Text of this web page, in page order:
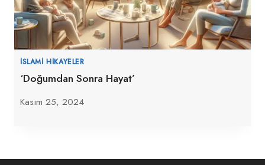
İSLAMI HIKAYELER
‘Doğumdan Sonra Hayat’
Kasım 25, 2024